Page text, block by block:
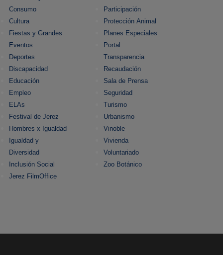
Consumo
Cultura
Fiestas y Grandes
Eventos
Deportes
Discapacidad
Educación
Empleo
ELAs
Festival de Jerez
Hombres x Igualdad
Igualdad y
Diversidad
Inclusión Social
Jerez FilmOffice
Participación
Protección Animal
Planes Especiales
Portal
Transparencia
Recaudación
Sala de Prensa
Seguridad
Turismo
Urbanismo
Vinoble
Vivienda
Voluntariado
Zoo Botánico